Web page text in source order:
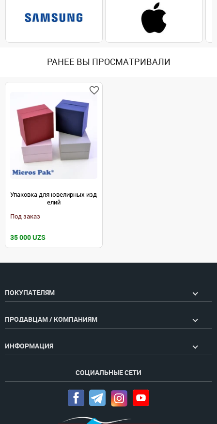
РАНЕЕ ВЫ ПРОСМАТРИВАЛИ
Упаковка для ювелирных изд
елий
Под заказ
35 000 UZS
ПОКУПАТЕЛЯМ
ПРОДАВЦАМ / КОМПАНИЯМ
ИНФОРМАЦИЯ
СОЦИАЛЬНЫЕ СЕТИ